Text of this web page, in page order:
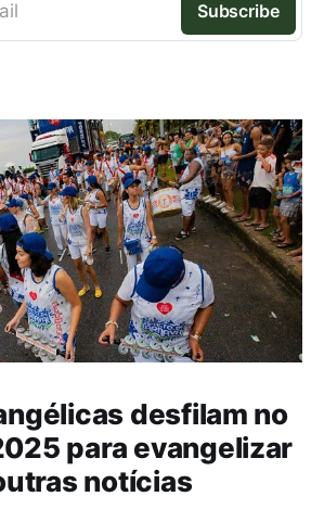
Subscribe
desfilam no
para evangelizar
notícias